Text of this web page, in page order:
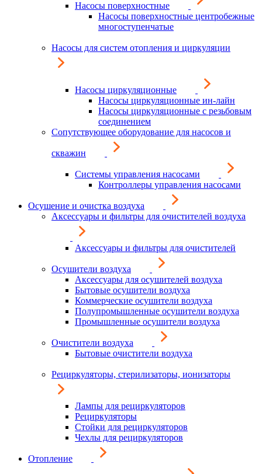
Насосы поверхностные
Насосы поверхностные центробежные
многоступенчатые
Насосы для систем отопления и циркуляции
Насосы циркуляционные
Насосы циркуляционные ин-лайн
Насосы циркуляционные с резьбовым
соединением
Сопутствующее оборудование для насосов и
скважин
Системы управления насосами
Контроллеры управления насосами
Осушение и очистка воздуха
Аксессуары и фильтры для очистителей воздуха
Аксессуары и фильтры для очистителей
Осушители воздуха
Аксессуары для осушителей воздуха
Бытовые осушители воздуха
Коммерческие осушители воздуха
Полупромышленные осушители воздуха
Промышленные осушители воздуха
Очистители воздуха
Бытовые очистители воздуха
Рециркуляторы, стерилизаторы, ионизаторы
Лампы для рециркуляторов
Рециркуляторы
Стойки для рециркуляторов
Чехлы для рециркуляторов
Отопление